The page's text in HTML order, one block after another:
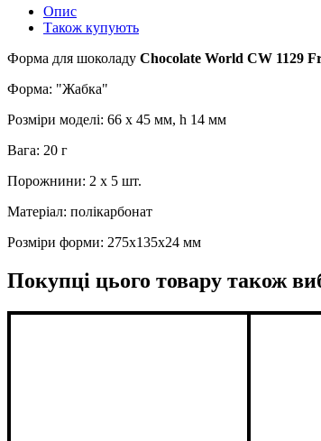
Опис
Також купують
Форма для шоколаду Chocolate World CW 1129
Форма: "Жабка"
Розміри моделі: 66 x 45 мм, h 14 мм
Вага: 20 г
Порожнини: 2 x 5 шт.
Матеріал: полікарбонат
Розміри форми: 275x135x24 мм
Покупці цього товару також